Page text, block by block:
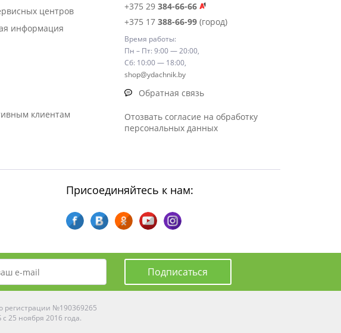
центров
информация
клиентам
+375 29 384-66-66
+375 17 388-66-99(город)
Время работы:
Пн – Пт: 9:00 — 20:00,
Сб: 10:00 — 18:00,
shop@ydachnik.by
Обратная связь
Отозвать согласие на обработку
персональных данных
Присоединяйтесь к нам:
Подписаться
регистрации №190369265
25 ноября 2016 года.